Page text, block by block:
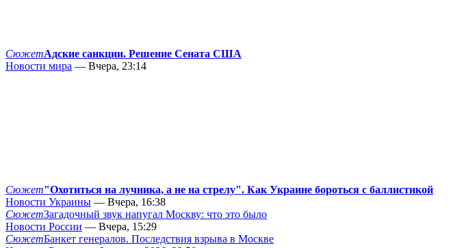
СюжетАдские санкции. Решение Сената США
Новости мира — Вчера, 23:14
Сюжет"Охотиться на лучника, а не на стрелу". Как Украине бороться с баллистикой
Новости Украины — Вчера, 16:38
СюжетЗагадочный звук напугал Москву: что это было
Новости России — Вчера, 15:29
СюжетБанкет генералов. Последствия взрыва в Москве